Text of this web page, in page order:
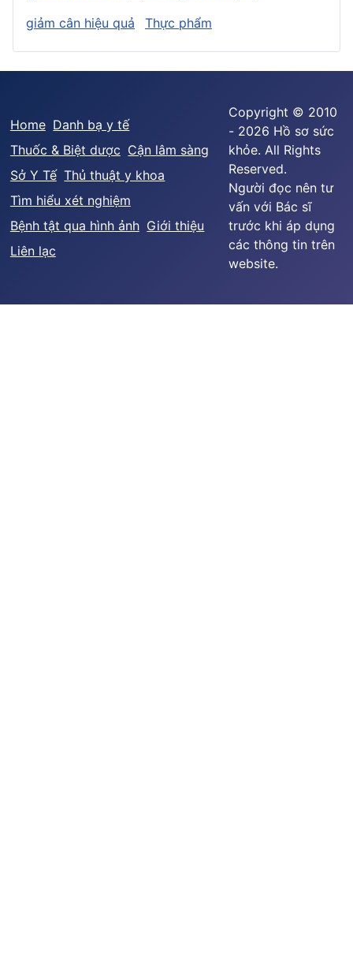
giảm cân hiệu quả
Thực phẩm
Home Danh bạ y tế
Thuốc & Biệt dược Cận lâm sàng
Sở Y Tế Thủ thuật y khoa
Tìm hiểu xét nghiệm
Bệnh tật qua hình ảnh Giới thiệu
Liên lạc
Copyright © 2010
- 2026 Hồ sơ sức
khỏe. All Rights
Reserved.
Người đọc nên tư
vấn với Bác sĩ
trước khi áp dụng
các thông tin trên
website.